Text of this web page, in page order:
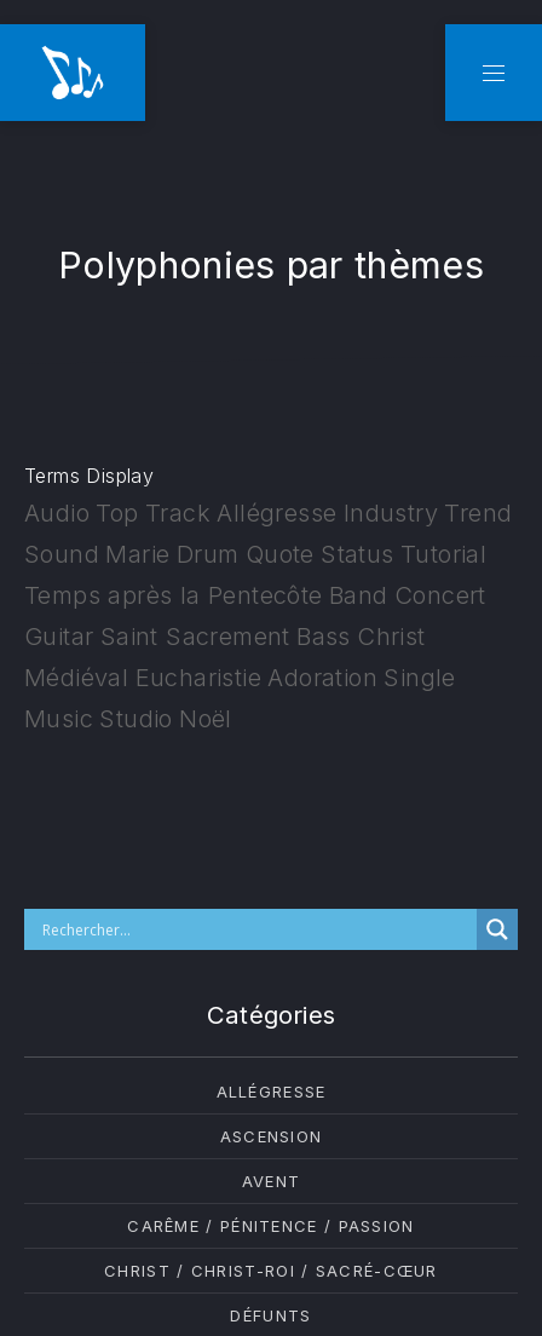
Polyphonies par thèmes
Terms Display
Audio Top Track Allégresse Industry Trend
Sound Marie Drum Quote Status Tutorial
Temps après la Pentecôte Band Concert
Guitar Saint Sacrement Bass Christ
Médiéval Eucharistie Adoration Single
Music Studio Noël
Catégories
ALLÉGRESSE
ASCENSION
AVENT
CARÊME / PÉNITENCE / PASSION
CHRIST / CHRIST-ROI / SACRÉ-CŒUR
DÉFUNTS